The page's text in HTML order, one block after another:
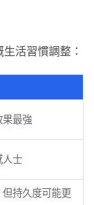
活習慣調整：
果最強
人士
持久度可能更